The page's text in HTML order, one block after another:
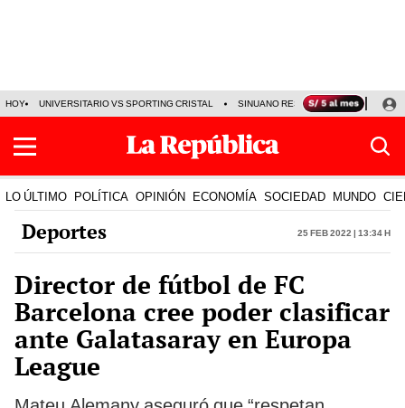
HOY UNIVERSITARIO VS SPORTING CRISTAL SINUANO RESULTADOS HOY
LO ÚLTIMO POLÍTICA OPINIÓN ECONOMÍA SOCIEDAD MUNDO
Deportes 25 Feb 2022 | 13:34 h
Director de fútbol de FC
Barcelona cree poder clasificar
ante Galatasaray en Europa
League